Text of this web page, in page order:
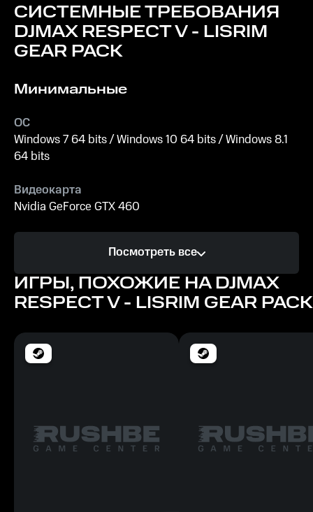
СИСТЕМНЫЕ ТРЕБОВАНИЯ
DJMAX RESPECT V - LISRIM
GEAR PACK
Минимальные
ОС
Windows 7 64 bits / Windows 10 64 bits / Windows 8.1
64 bits
Видеокарта
Nvidia GeForce GTX 460
Intel Core 2 Duo E8400
Память
4 ГБ
Место на диске
5 ГБ
Посмотреть все
ИГРЫ, ПОХОЖИЕ НА DJMAX
RESPECT V - LISRIM GEAR PACK